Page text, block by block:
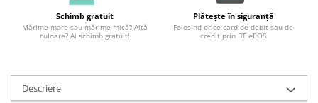
Schimb gratuit
Mărime mare sau mărime mică? Altă
culoare? Ai schimb gratuit!
Plătește în siguranță
Folosind orice card de debit sau de
credit prin BT ePOS
Descriere